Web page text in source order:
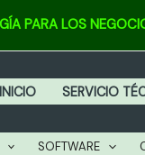
PARA LOS
INICIO SERVICIO
SOFTWARE